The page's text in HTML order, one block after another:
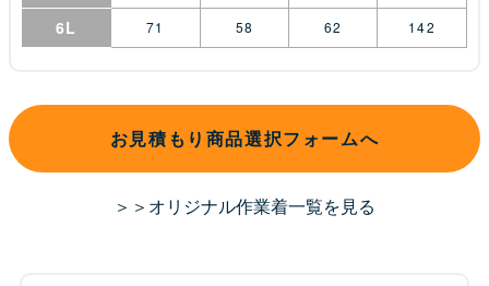
6L 71 58 62 142
お見積もり商品選択フォームへ
＞＞オリジナル作業着一覧を見る